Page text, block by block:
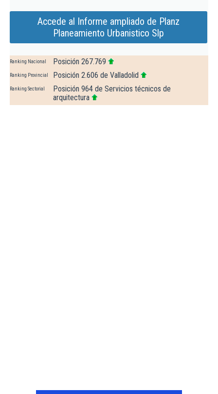
Accede al Informe ampliado de Planz
Planeamiento Urbanistico Slp
Ranking Nacional Posición 267.769
Ranking Provincial Posición 2.606 de Valladolid
Ranking Sectorial
Posición 964 de Servicios técnicos de
arquitectura